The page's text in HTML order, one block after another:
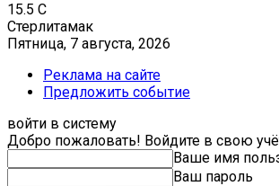
15.5 C
Стерлитамак
Пятница, 7 августа, 2026
Реклама на сайте
Предложить событие
войти в систему
Добро пожаловать! Войдите в свою
Ваше имя
Ваш пароль